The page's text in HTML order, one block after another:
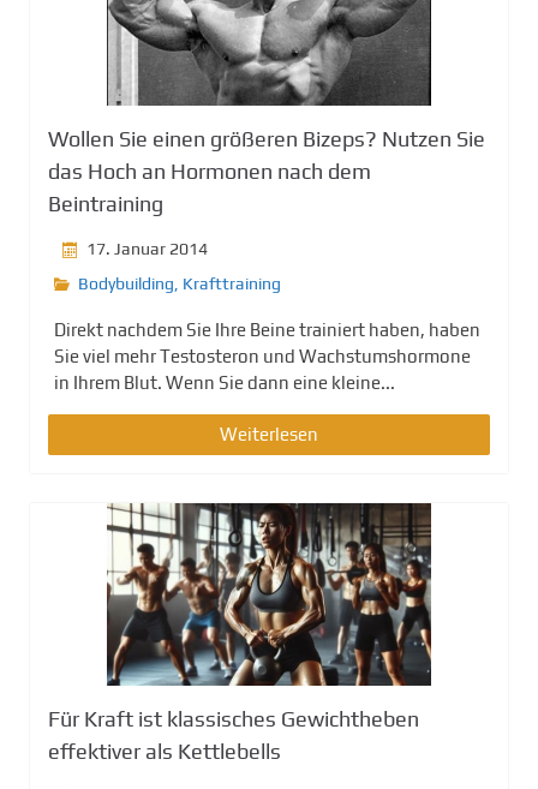
Wollen Sie einen größeren Bizeps? Nutzen Sie
das Hoch an Hormonen nach dem
Beintraining
17. Januar 2014
Bodybuilding, Krafttraining
Direkt nachdem Sie Ihre Beine trainiert haben, haben
Sie viel mehr Testosteron und Wachstumshormone
in Ihrem Blut. Wenn Sie dann eine kleine...
Weiterlesen
Für Kraft ist klassisches Gewichtheben
effektiver als Kettlebells